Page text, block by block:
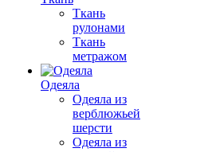
Ткань
рулонами
Ткань
метражом
Одеяла
Одеяла из
верблюжьей
шерсти
Одеяла из